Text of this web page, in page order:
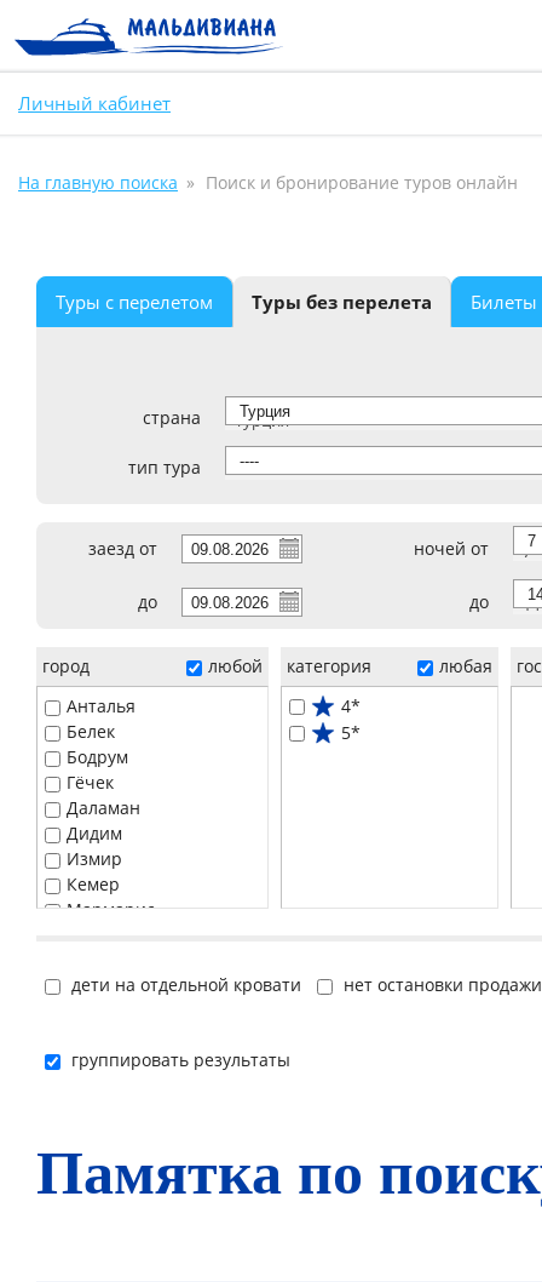
Личный кабинет
На главную поиска Поиск и бронирование туров онлайн
Туры с перелетом Туры без перелета Билеты
страна Турция
тип тура ----
заезд от ночей от 7
до до 14
город
любой
Анталья
Белек
Бодрум
Гёчек
Даламан
Дидим
Измир
Кемер
Мармарис
Фетхие
категория
любая
4*
5*
дети на отдельной кровати нет остановки продажи
группировать результаты
Памятка по